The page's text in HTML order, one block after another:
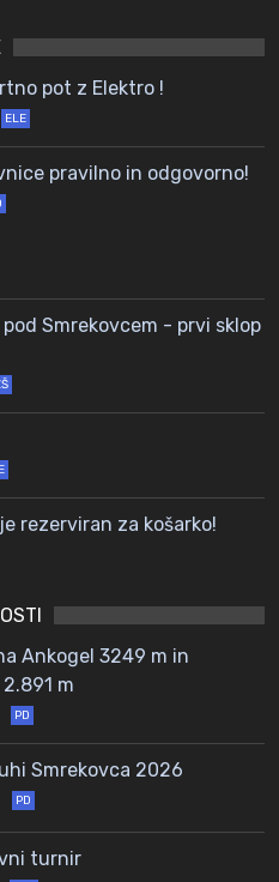
pot z Elektro !
ELE
pravilno in odgovorno!
Smrekovcem - prvi sklop
rezerviran za košarko!
Ankogel 3249 m in
m
PD
Smrekovca 2026
PD
turnir